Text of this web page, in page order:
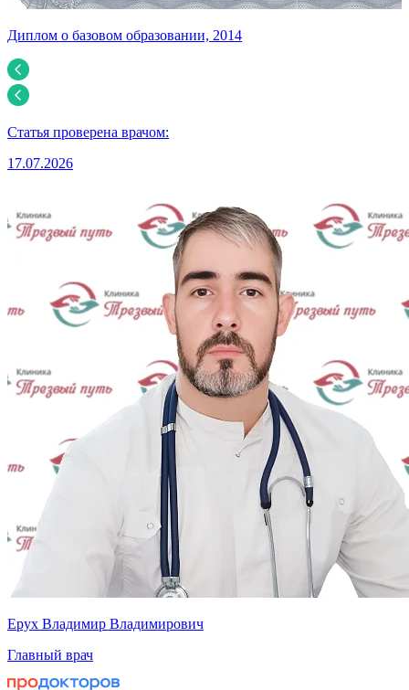
Диплом о базовом образовании, 2014
Статья проверена врачом:
17.07.2026
Ерух Владимир Владимирович
Главный врач